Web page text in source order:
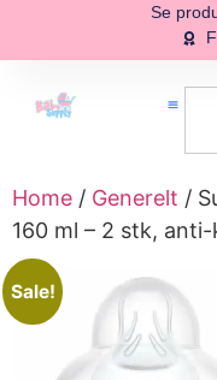
Se
Home / Generelt /
160 ml – 2 stk,
Sale!